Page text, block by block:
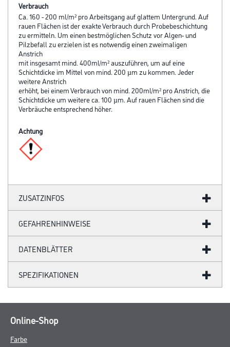
Verbrauch
Ca. 160 - 200 ml/m² pro Arbeitsgang auf glattem Untergrund. Auf
rauen Flächen ist der exakte Verbrauch durch Probebeschichtung
zu ermitteln. Um einen bestmöglichen Schutz vor Algen- und
Pilzbefall zu erzielen ist es notwendig einen zweimaligen
Anstrich
mit insgesamt mind. 400ml/m² auszuführen, um auf eine
Schichtdicke im Mittel von mind. 200 µm zu kommen. Jeder
weitere Anstrich
erhöht, bei einem Verbrauch von mind. 200ml/m² pro Anstrich, die
Schichtdicke um weitere ca. 100 µm. Auf rauen Flächen sind die
Verbräuche entsprechend höher.
Achtung
ZUSATZINFOS
GEFAHRENHINWEISE
DATENBLÄTTER
SPEZIFIKATIONEN
Online-Shop
Farbe